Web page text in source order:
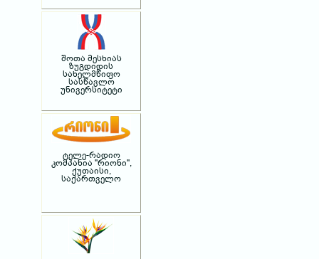
შოთა მესხიას
ზუგდიდის
სახელმწიფო
სასწავლო
უნივერსიტეტი
ტელე-რადიო
კომპანია "რიონი",
ქუთაისი,
საქართველო